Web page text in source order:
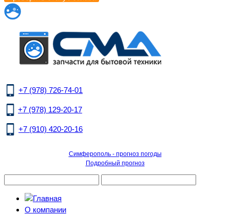
+7 (978) 726-74-01
+7 (978) 129-20-17
+7 (910) 420-20-16
Симферополь - прогноз погоды
Подробный прогноз
О компании